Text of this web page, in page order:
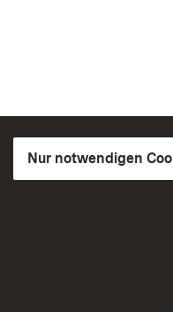
Nur notwendigen